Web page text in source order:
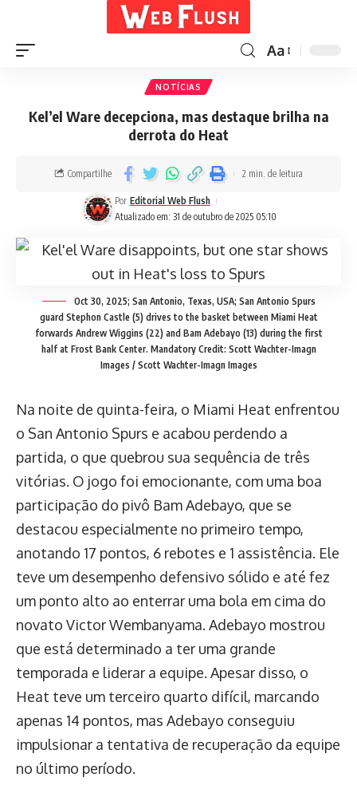
Aa
NOTÍCIAS
Kel’el Ware decepciona, mas destaque brilha na
derrota do Heat
Atualizado em: 31 de outubro de 2025 05:10
Por Editorial Web Flush
Compartilhe 2 min. de leitura
Oct 30, 2025; San Antonio, Texas, USA; San Antonio Spurs
guard Stephon Castle (5) drives to the basket between Miami Heat
forwards Andrew Wiggins (22) and Bam Adebayo (13) during the first
half at Frost Bank Center. Mandatory Credit: Scott Wachter-Imagn
Images / Scott Wachter-Imagn Images
Na noite de quinta-feira, o Miami Heat enfrentou
o San Antonio Spurs e acabou perdendo a
partida, o que quebrou sua sequência de três
vitórias. O jogo foi emocionante, com uma boa
participação do pivô Bam Adebayo, que se
destacou especialmente no primeiro tempo,
anotando 17 pontos, 6 rebotes e 1 assistência. Ele
teve um desempenho defensivo sólido e até fez
um ponto alto ao enterrar uma bola em cima do
novato Victor Wembanyama. Adebayo mostrou
que está determinado a ter uma grande
temporada e liderar a equipe. Apesar disso, o
Heat teve um terceiro quarto difícil, marcando
apenas 14 pontos, mas Adebayo conseguiu
impulsionar a tentativa de recuperação da equipe
no último período.